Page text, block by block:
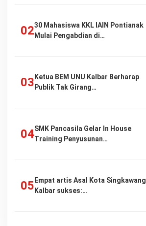
30 Mahasiswa KKL IAIN Pontianak
Mulai Pengabdian di…
Ketua BEM UNU Kalbar Berharap
Publik Tak Girang…
SMK Pancasila Gelar In House
Training Penyusunan…
Empat artis Asal Kota Singkawang
Kalbar sukses:…